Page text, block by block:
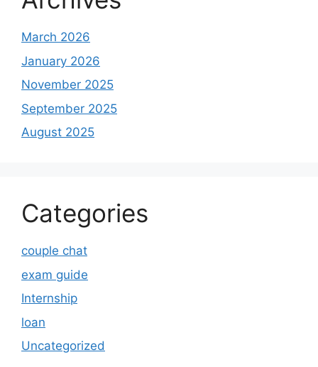
March 2026
January 2026
November 2025
September 2025
August 2025
Categories
couple chat
exam guide
Internship
loan
Uncategorized